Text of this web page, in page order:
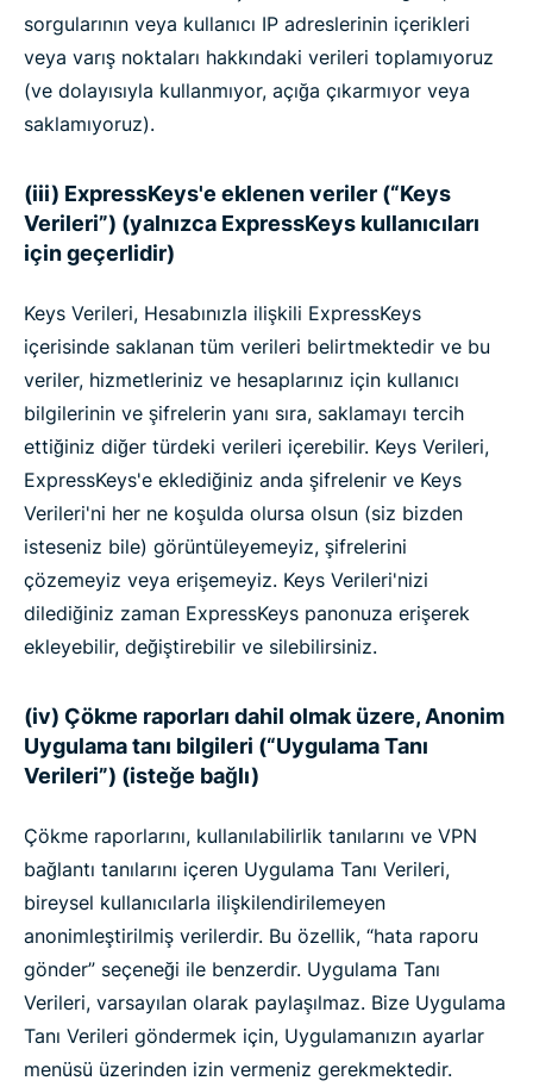
sorgularının veya kullanıcı IP adreslerinin içerikleri
veya varış noktaları hakkındaki verileri toplamıyoruz
(ve dolayısıyla kullanmıyor, açığa çıkarmıyor veya
saklamıyoruz).
(iii) ExpressKeys'e eklenen veriler (“Keys
Verileri”) (yalnızca ExpressKeys kullanıcıları
için geçerlidir)
Keys Verileri, Hesabınızla ilişkili ExpressKeys
içerisinde saklanan tüm verileri belirtmektedir ve bu
veriler, hizmetleriniz ve hesaplarınız için kullanıcı
bilgilerinin ve şifrelerin yanı sıra, saklamayı tercih
ettiğiniz diğer türdeki verileri içerebilir. Keys Verileri,
ExpressKeys'e eklediğiniz anda şifrelenir ve Keys
Verileri'ni her ne koşulda olursa olsun (siz bizden
isteseniz bile) görüntüleyemeyiz, şifrelerini
çözemeyiz veya erişemeyiz. Keys Verileri'nizi
dilediğiniz zaman ExpressKeys panonuza erişerek
ekleyebilir, değiştirebilir ve silebilirsiniz.
(iv) Çökme raporları dahil olmak üzere, Anonim
Uygulama tanı bilgileri (“Uygulama Tanı
Verileri”) (isteğe bağlı)
Çökme raporlarını, kullanılabilirlik tanılarını ve VPN
bağlantı tanılarını içeren Uygulama Tanı Verileri,
bireysel kullanıcılarla ilişkilendirilemeyen
anonimleştirilmiş verilerdir. Bu özellik, “hata raporu
gönder” seçeneği ile benzerdir. Uygulama Tanı
Verileri, varsayılan olarak paylaşılmaz. Bize Uygulama
Tanı Verileri göndermek için, Uygulamanızın ayarlar
menüsü üzerinden izin vermeniz gerekmektedir.